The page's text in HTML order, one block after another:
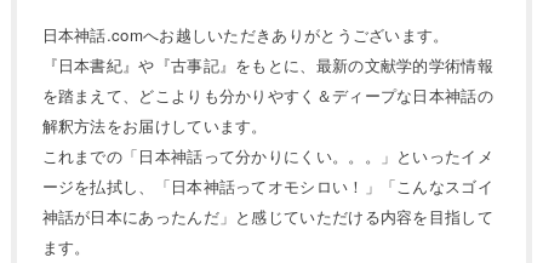
日本神話.comへお越しいただきありがとうございます。
『日本書紀』や『古事記』をもとに、最新の文献学的学術情報
を踏まえて、どこよりも分かりやすく＆ディープな日本神話の
解釈方法をお届けしています。
これまでの「日本神話って分かりにくい。。。」といったイメ
ージを払拭し、「日本神話ってオモシロい！」「こんなスゴイ
神話が日本にあったんだ」と感じていただける内容を目指して
ます。